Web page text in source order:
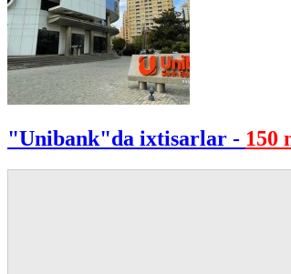
"Unibank"da ixtisarlar - 150